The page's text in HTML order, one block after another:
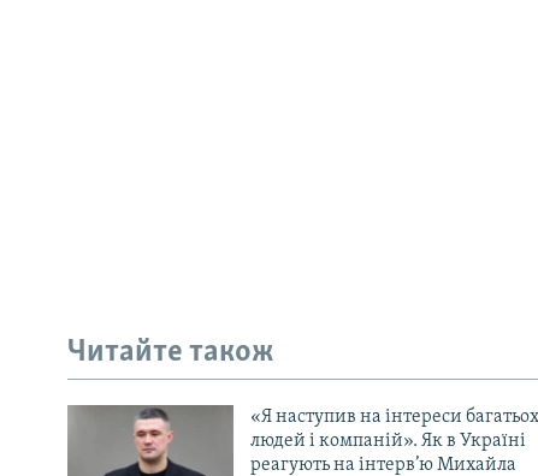
Читайте також
«Я наступив на інтереси багатьох
людей і компаній». Як в Україні
реагують на інтерв’ю Михайла